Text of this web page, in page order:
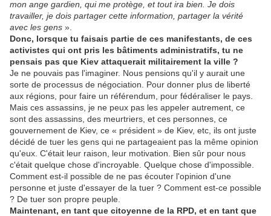
mon ange gardien, qui me protège, et tout ira bien Je dois
travailler, je dois partager cette information, partager la vérité
avec les gens ».
Donc, lorsque tu faisais partie de ces manifestants, de ces
activistes qui ont pris les bâtiments administratifs, tu ne
pensais pas que Kiev attaquerait militairement la ville ?
Je ne pouvais pas l'imaginer. Nous pensions qu'il y aurait une
sorte de processus de négociation. Pour donner plus de liberté
aux régions, pour faire un référendum, pour fédéraliser le pays.
Mais ces assassins, je ne peux pas les appeler autrement, ce
sont des assassins, des meurtriers, et ces personnes, ce
gouvernement de Kiev, ce « président » de Kiev, etc, ils ont juste
décidé de tuer les gens qui ne partageaient pas la même opinion
qu'eux. C'était leur raison, leur motivation. Bien sûr pour nous
c'était quelque chose d'incroyable. Quelque chose d'impossible.
Comment est-il possible de ne pas écouter l'opinion d'une
personne et juste d'essayer de la tuer ? Comment est-ce possible
? De tuer son propre peuple.
Maintenant, en tant que citoyenne de la RPD, et en tant que